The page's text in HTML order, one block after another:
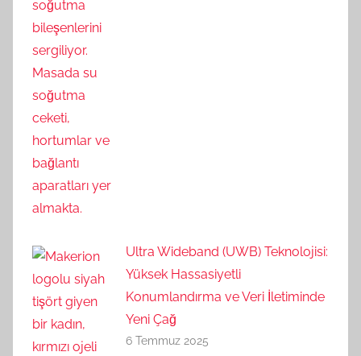
Ultra Wideband (UWB) Teknolojisi:
Yüksek Hassasiyetli
Konumlandırma ve Veri İletiminde
Yeni Çağ
6 Temmuz 2025